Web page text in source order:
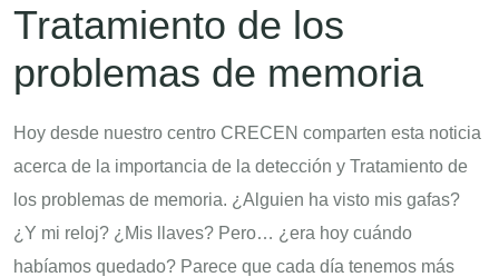
Tratamiento de los
problemas de memoria
Hoy desde nuestro centro CRECEN comparten esta noticia
acerca de la importancia de la detección y Tratamiento de
los problemas de memoria. ¿Alguien ha visto mis gafas?
¿Y mi reloj? ¿Mis llaves? Pero… ¿era hoy cuándo
habíamos quedado? Parece que cada día tenemos más